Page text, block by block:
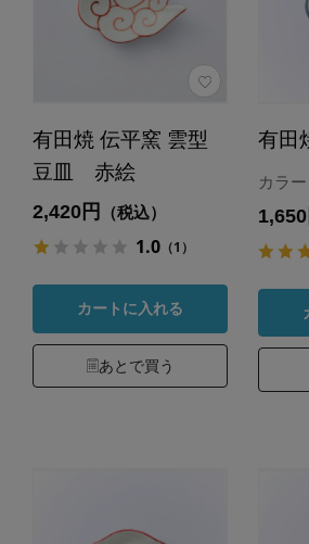
有田焼 伝平窯 雲型
豆皿 赤絵
2,420円 （税込）
1.0（1）
カートに入れる
あとで買う
有田
カラ
1,650